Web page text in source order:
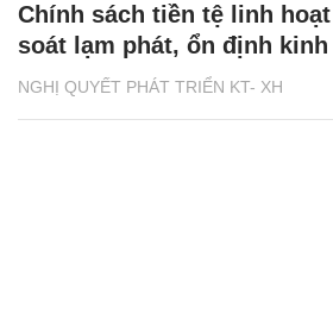
NGHỊ QUYẾT PHÁT TRIỂN KT- XH
Chính sách tiền tệ linh
soát lạm phát, ổn định